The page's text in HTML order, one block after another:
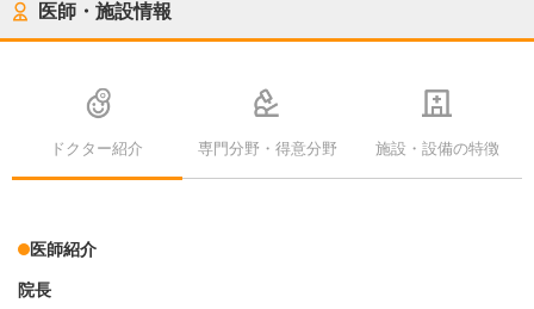
医師・施設情報
ドクター紹介 専門分野・得意分野 施設・設備の特徴
医師紹介
院長